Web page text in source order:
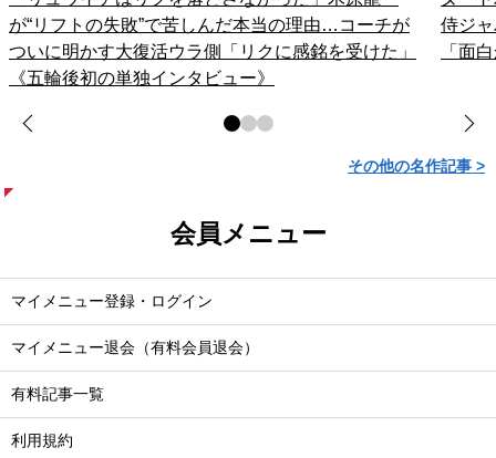
が“リフトの失敗”で苦しんだ本当の理由…コーチが
ついに明かす大復活ウラ側「リクに感銘を受けた」
《五輪後初の単独インタビュー》
侍ジ
「面
その他の名作記事 >
会員メニュー
マイメニュー登録・ログイン
マイメニュー退会（有料会員退会）
有料記事一覧
利用規約